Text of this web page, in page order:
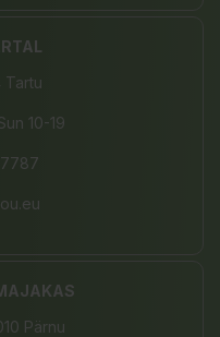
Tartu
10-19
Pärnu